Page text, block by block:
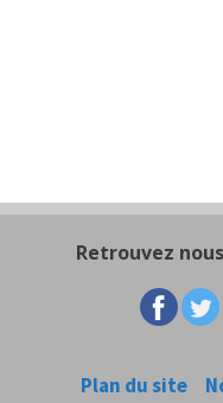
Retrouvez
Plan du site